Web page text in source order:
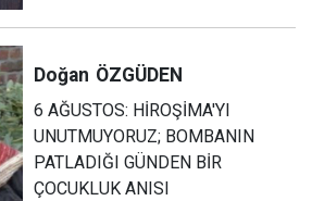
Doğan ÖZGÜDEN
6 AĞUSTOS: HİROŞİMA'YI
UNUTMUYORUZ; BOMBANIN
PATLADIĞI GÜNDEN BİR
ÇOCUKLUK ANISI